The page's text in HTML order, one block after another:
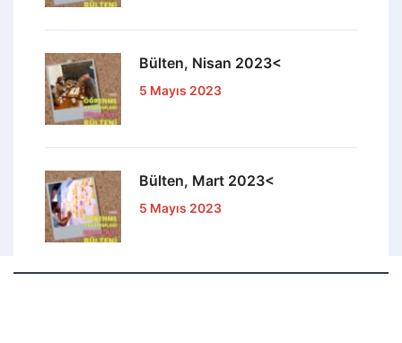
Bülten, Nisan 2023<
5 Mayıs 2023
Bülten, Mart 2023<
5 Mayıs 2023